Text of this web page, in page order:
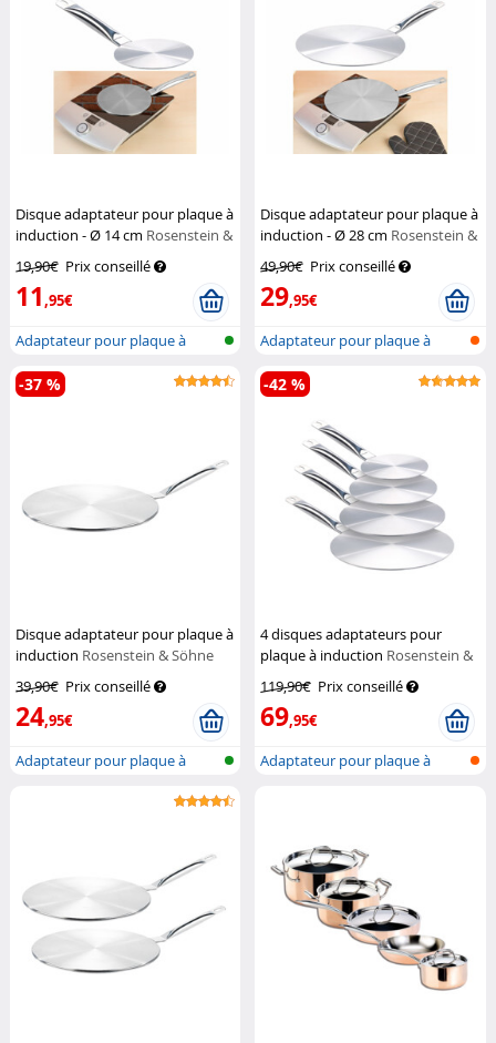
Disque adaptateur pour plaque à
induction - Ø 14 cm Rosenstein &
19,90€ Prix conseillé
11,95€
Adaptateur pour plaque à
induction
Disque adaptateur pour plaque à
induction - Ø 28 cm Rosenstein &
49,90€ Prix conseillé
29,95€
Adaptateur pour plaque à
induction
Disque adaptateur pour plaque à
induction Rosenstein & Söhne
39,90€ Prix conseillé
24,95€
-37 %
Adaptateur pour plaque à
4 disques adaptateurs pour
plaque à induction Rosenstein &
119,90€ Prix conseillé
69,95€
-42 %
Adaptateur pour plaque à